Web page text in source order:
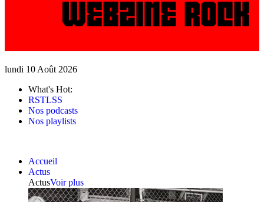
lundi 10 Août 2026
What's Hot:
RSTLSS
Nos podcasts
Nos playlists
Accueil
Actus
ActusVoir plus